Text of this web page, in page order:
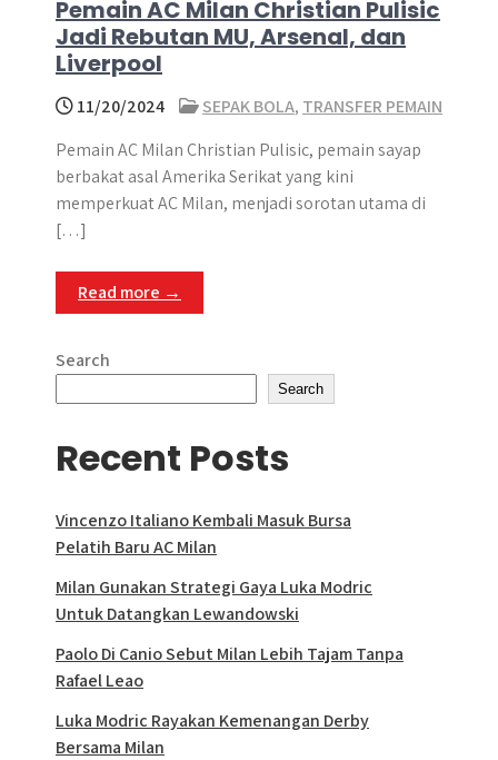
Pemain AC Milan Christian Pulisic
Jadi Rebutan MU, Arsenal, dan
Liverpool
11/20/2024 SEPAK BOLA, TRANSFER PEMAIN
Pemain AC Milan Christian Pulisic, pemain sayap
berbakat asal Amerika Serikat yang kini
memperkuat AC Milan, menjadi sorotan utama di
[…]
Read more →
Search
Search
Recent Posts
Vincenzo Italiano Kembali Masuk Bursa
Pelatih Baru AC Milan
Milan Gunakan Strategi Gaya Luka Modric
Untuk Datangkan Lewandowski
Paolo Di Canio Sebut Milan Lebih Tajam Tanpa
Rafael Leao
Luka Modric Rayakan Kemenangan Derby
Bersama Milan